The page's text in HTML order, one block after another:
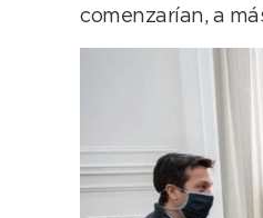
comenzarían, a